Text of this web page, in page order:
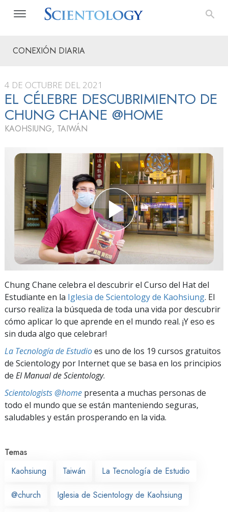
CONEXIÓN DIARIA
4 DE OCTUBRE DEL 2021
EL CÉLEBRE DESCUBRIMIENTO DE
CHUNG CHANE @HOME
KAOHSIUNG, TAIWÁN
Chung Chane celebra el descubrir el Curso del Hat del
Estudiante en la Iglesia de Scientology de Kaohsiung. El
curso realiza la búsqueda de toda una vida por descubrir
cómo aplicar lo que aprende en el mundo real. ¡Y eso es
sin duda algo que celebrar!
La Tecnología de Estudioes uno de los 19 cursos gratuitos
de Scientology por Internet que se basa en los principios
de El Manual de Scientology.
Scientologists @home presenta a muchas personas de
todo el mundo que se están manteniendo seguras,
saludables y están prosperando en la vida.
Temas
Kaohsiung
Taiwán La Tecnología de Estudio
@church Iglesia de Scientology de Kaohsiung